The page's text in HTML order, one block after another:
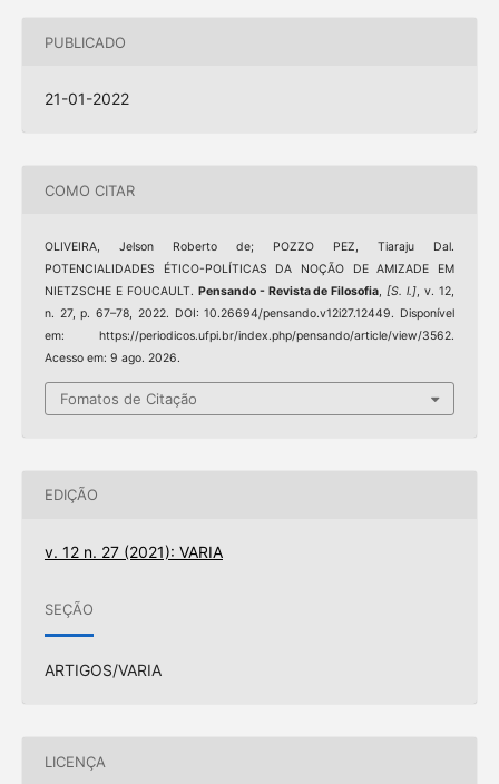
PUBLICADO
21-01-2022
COMO CITAR
OLIVEIRA, Jelson Roberto de; POZZO PEZ, Tiaraju Dal.
POTENCIALIDADES ÉTICO-POLÍTICAS DA NOÇÃO DE AMIZADE EM
NIETZSCHE E FOUCAULT. Pensando - Revista de Filosofia,[S. l.], v. 12,
n. 27, p. 67–78, 2022. DOI: 10.26694/pensando.v12i27.12449. Disponível
em: https://periodicos.ufpi.br/index.php/pensando/article/view/3562.
Acesso em: 9 ago. 2026.
Fomatos de Citação
EDIÇÃO
v. 12 n. 27 (2021): VARIA
SEÇÃO
ARTIGOS/VARIA
LICENÇA